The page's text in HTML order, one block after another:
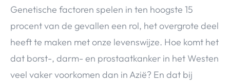
Genetische factoren spelen in ten hoogste 15
procent van de gevallen een rol, het overgrote deel
heeft te maken met onze levenswijze. Hoe komt het
dat borst-, darm- en prostaatkanker in het Westen
veel vaker voorkomen dan in Azië? En dat bij